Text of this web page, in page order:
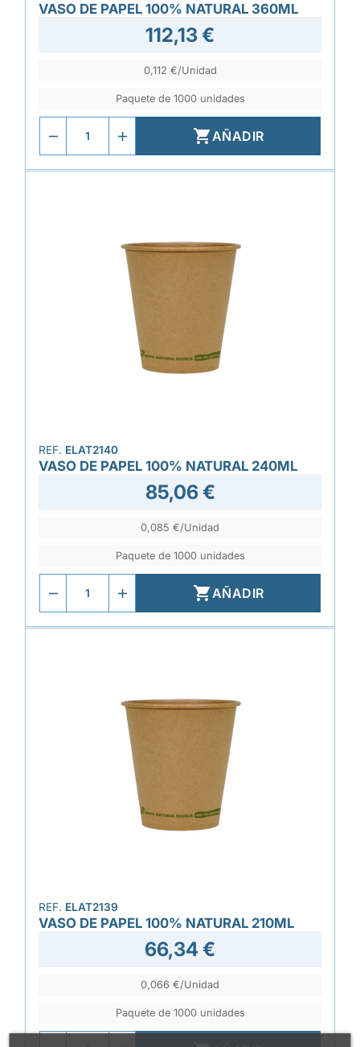
VASO DE PAPEL 100% NATURAL 360ML
112,13 €
0,112 €/Unidad
Paquete de 1000 unidades
AÑADIR
REF. ELAT2140
VASO DE PAPEL 100% NATURAL 240ML
85,06 €
0,085 €/Unidad
Paquete de 1000 unidades
AÑADIR
REF. ELAT2139
VASO DE PAPEL 100% NATURAL 210ML
66,34 €
0,066 €/Unidad
Paquete de 1000 unidades